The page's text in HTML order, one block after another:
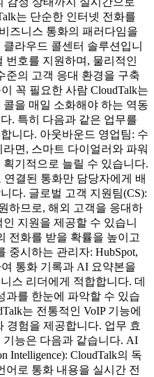
는 단순한 인터넷 전화를
즈니스 통화의 패러다임을
라우드 콜센터 솔루션입니
번호를 지원하며, 물리적인
준의 고객 응대 환경을 구축
꼭 필요한 사람 CloudTalk는
을 매일 소화해야 하는 역동
. 특히 다음과 같은 업무를
니다. 아웃바운드 영업팀: 수
면, 스마트 다이얼러와 파워
기적으로 늘릴 수 있습니다.
결된 통화만 담당자에게 배
다. 글로벌 고객 지원팀(CS):
하므로, 해외 고객을 응대하
지원을 제공할 수 있습니
전화를 받을 확률을 높이고
중시하는 관리자: HubSpot,
여 통화 기록과 AI 요약본을
스 리더에게 적합합니다. 데
과를 한눈에 파악할 수 있습
는 전통적인 VoIP 기능에
경험을 제공합니다. 업무 효
능은 다음과 같습니다. AI
Intelligence): CloudTalk의 독
어로 통화 내용을 실시간 전